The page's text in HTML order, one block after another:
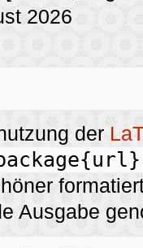
2026
der
Ausgabe